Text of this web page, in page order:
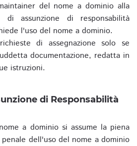
del nome a dominio alla
assunzione di responsabilità
l'uso del nome a dominio.
di assegnazione solo se
documentazione, redatta in
istruzioni.
di Responsabilità
a dominio si assume la piena
dell'uso del nome a dominio